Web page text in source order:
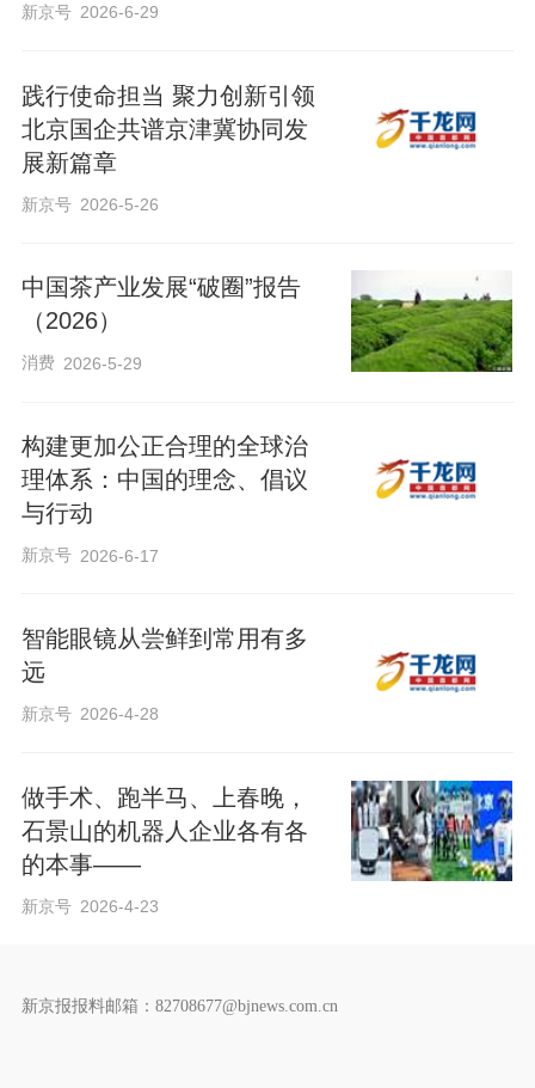
新京号 2026-6-29
践行使命担当 聚力创新引领
北京国企共谱京津冀协同发
展新篇章
新京号 2026-5-26
中国茶产业发展“破圈”报告
（2026）
消费 2026-5-29
构建更加公正合理的全球治
理体系：中国的理念、倡议
与行动
新京号 2026-6-17
智能眼镜从尝鲜到常用有多
远
新京号 2026-4-28
做手术、跑半马、上春晚，
石景山的机器人企业各有各
的本事——
新京号 2026-4-23
新京报报料邮箱：82708677@bjnews.com.cn